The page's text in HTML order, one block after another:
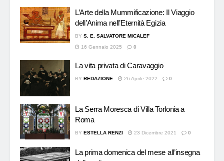
L’Arte della Mummificazione: Il Viaggio
dell’Anima nell’Eternità Egizia
BY S. E. SALVATORE MICALEF
16 Gennaio 2025
0
La vita privata di Caravaggio
BY REDAZIONE 26 Aprile 2022 0
La Serra Moresca di Villa Torlonia a
Roma
BY ESTELLA RENZI 23 Dicembre 2021 0
La prima domenica del mese all’insegna